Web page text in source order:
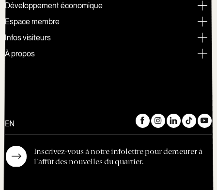
Développement économique
Espace membre
Infos visiteurs
À propos
Inscrivez-vous à notre infolettre pour demeurer à
l'affût des nouvelles du quartier.
EN